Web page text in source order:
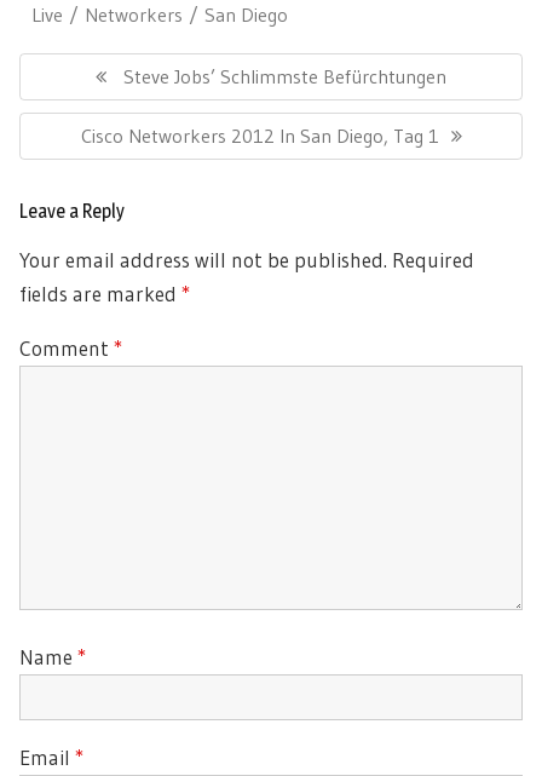
Live
Networkers San Diego
navigation
Previous
Post:
Steve Jobs’ Schlimmste Befürchtungen
Next
Post:
Cisco Networkers 2012 In San Diego, Tag 1
Leave a Reply
Your email address will not be published. Required
fields are marked *
Comment *
Name *
Email *